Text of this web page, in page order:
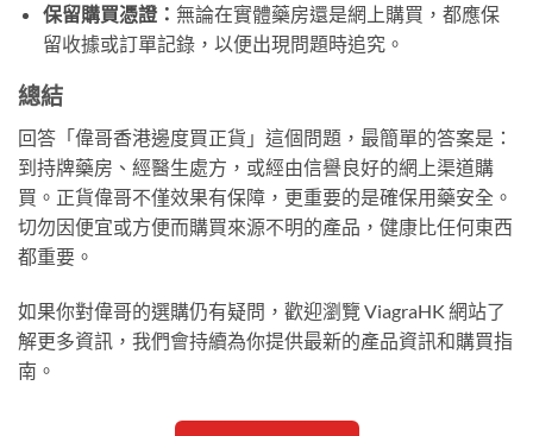
保留購買憑證： 無論在實體藥房還是網上購買，都應保
留收據或訂單記錄，以便出現問題時追究。
總結
回答「偉哥香港邊度買正貨」這個問題，最簡單的答案是：
到持牌藥房、經醫生處方，或經由信譽良好的網上渠道購
買。正貨偉哥不僅效果有保障，更重要的是確保用藥安全。
切勿因便宜或方便而購買來源不明的產品，健康比任何東西
都重要。
如果你對偉哥的選購仍有疑問，歡迎瀏覽 ViagraHK 網站了
解更多資訊，我們會持續為你提供最新的產品資訊和購買指
南。